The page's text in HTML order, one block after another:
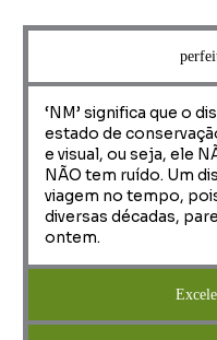
‘NM’ significa que o
estado de
e visual, ou seja, ele
NÃO tem ruído. Um
viagem no tempo,
diversas décadas,
ontem.